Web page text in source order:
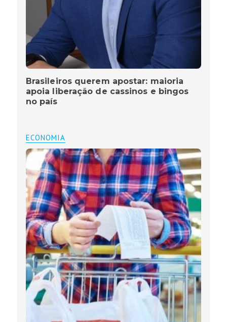
Brasileiros querem apostar: maioria
apoia liberação de cassinos e bingos
no país
ECONOMIA